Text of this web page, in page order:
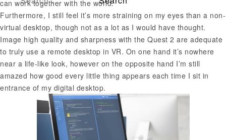
can work together with the world.
Furthermore, I still feel it’s more straining on my eyes than a non-
virtual desktop, though not as a lot as I would have thought.
Image high quality and sharpness with the Quest 2 are adequate
to truly use a remote desktop in VR. On one hand it’s nowhere
near a life-like look, however on the opposite hand I’m still
amazed how good every little thing appears each time I sit in
entrance of my digital desktop.